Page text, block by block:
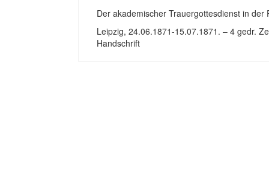
Der akademischer Trauergottesdienst in der
Leipzig, 24.06.1871-15.07.1871. – 4 gedr.
Handschrift